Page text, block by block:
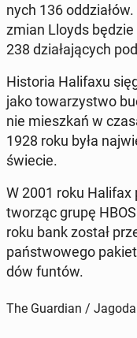
nych 136
zmian Lloyds
238 dzia­ła­ją­cych
Hi­sto­ria Ha­li­fa­xu
jako to­wa­rzy­stwo
nie miesz­kań w
1928 roku była
świecie.
W 2001 roku Halifax
tworząc grupę
roku bank został
pań­stwo­we­go
dów funtów.
The Guardian /